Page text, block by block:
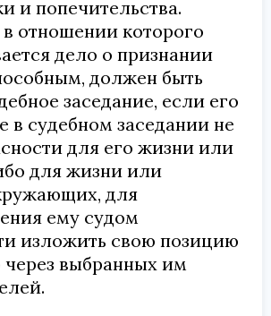
и попечительства.
отношении которого
дело о признании
должен быть
заседание, если его
в судебном заседании не
для его жизни или
для жизни или
для
ему судом
изложить свою позицию
выбранных им